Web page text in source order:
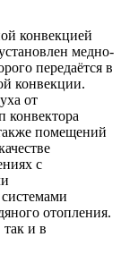
конвекцией
медно-
передаётся в
конвекции.
от
конвектора
помещений
с
отопления.
и в